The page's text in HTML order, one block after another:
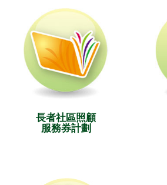
長者社區照顧
服務券計劃